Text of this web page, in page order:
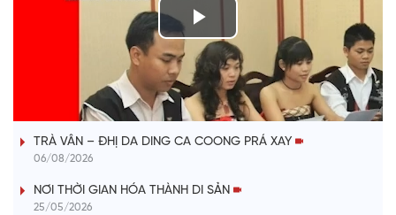
P
l
a
V
VÀI PHÚT DÀNH CHO QUẢNG BÁ
TRÀ VÂN – ĐHỊ DA DING CA COONG PRÁ XAY
06/08/2026
NƠI THỜI GIAN HÓA THÀNH DI SẢN
25/05/2026